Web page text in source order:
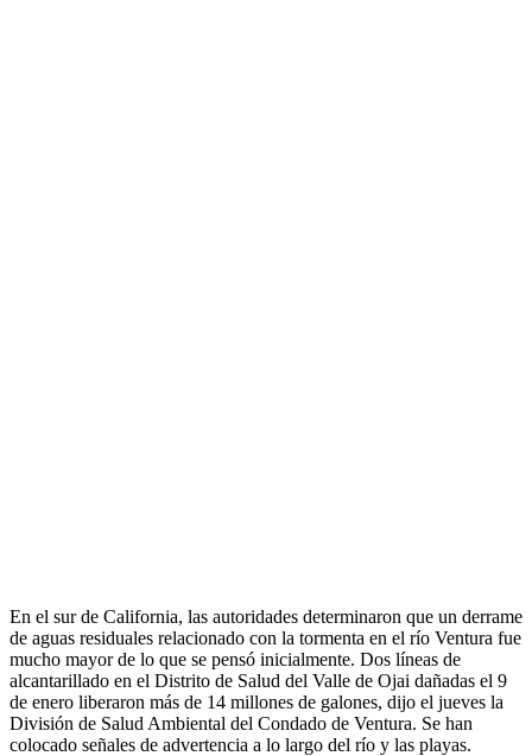
En el sur de California, las autoridades determinaron que un derrame
de aguas residuales relacionado con la tormenta en el río Ventura fue
mucho mayor de lo que se pensó inicialmente. Dos líneas de
alcantarillado en el Distrito de Salud del Valle de Ojai dañadas el 9
de enero liberaron más de 14 millones de galones, dijo el jueves la
División de Salud Ambiental del Condado de Ventura. Se han
colocado señales de advertencia a lo largo del río y las playas.